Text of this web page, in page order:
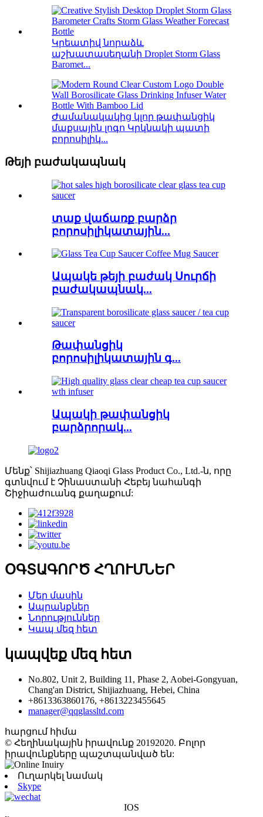
Կրեատիվ նորաձև
աշխատասեղանի Droplet Storm Glass
Baromet...
Ժամանակակից կլոր թափանցիկ
մաքսային լոգո Կրկնակի պատի
բորոսիլիկ...
Թեյի բաժակապնակ
տաք վաճառք բարձր
բորոսիլիկատային...
Ապակե թեյի բաժակ Սուրճի
բաժակապնակ...
Թափանցիկ
բորոսիլիկատային գ...
Ապակի թափանցիկ
բարձրորակ...
Մենք՝ Shijiazhuang Qiaoqi Glass Product Co., Ltd.-ն, որը
գտնվում է Չինաստանի Հեբեյ նահանգի
Շիջիաժուանգ քաղաքում:
ՕԳՏԱԳՈՐԾ ՀՂՈՒՄՆԵՐ
Մեր մասին
Ապրանքներ
Նորություններ
Կապ մեզ հետ
կապվեք մեզ հետ
No.802, Unit 2, Building 11, Phase 2, Aobei-Gongyuan,
Chang'an District, Shijiazhuang, Hebei, China
+8613363860176, +8613223455645
manager@qqglassltd.com
հարցում հիմա
© Հեղինակային իրավունք 20192020. Բոլոր
իրավունքները պաշտպանված են:
Ուղարկել նամակ
Skype
IOS